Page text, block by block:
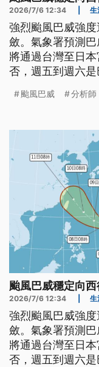
2026/7/6 12:34 生
強烈颱風巴威強
斂。氣象署預測
將通過台灣至日
否，週五到週六
也要留意豪雨等
颱風巴威 分析師
颱風巴威穩定向
2026/7/6 12:34 生
強烈颱風巴威強
斂。氣象署預測
將通過台灣至日
否，週五到週六